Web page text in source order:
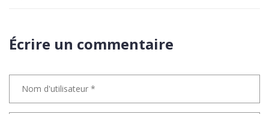
Écrire un commentaire